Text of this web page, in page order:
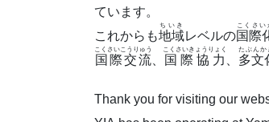
ています。
これからも地域
ちいき
レベルの国際
こくさい
国際交流
こくさいこうりゅう
国際協力
こくさいきょうりょく
多文
たぶんか
Thank you for visiting our